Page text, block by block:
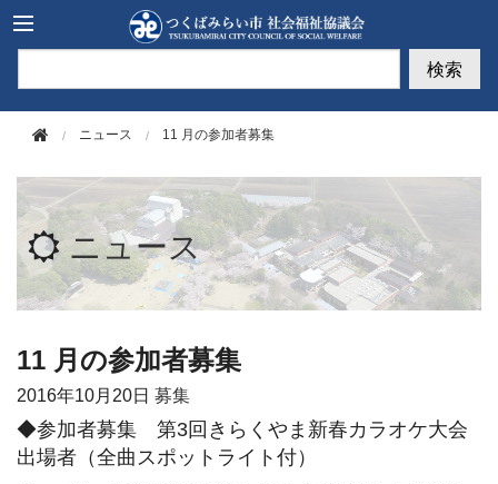
検索
ニュース 11 月の参加者募集
ニュース
11 月の参加者募集
2016年10月20日 募集
◆参加者募集 第3回きらくやま新春カラオケ大会
出場者（全曲スポットライト付）